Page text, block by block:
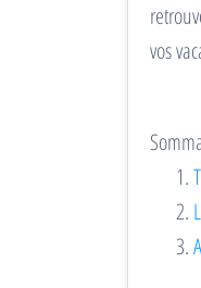
vos